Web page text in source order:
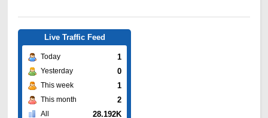
Live Traffic Feed
Today 1
Yesterday 0
This week 1
This month 2
All 28.192K